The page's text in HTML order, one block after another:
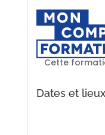
Cette
Dates et